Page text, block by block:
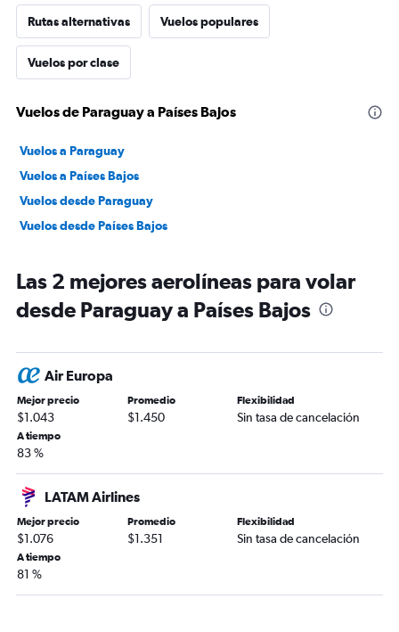
Rutas alternativas Vuelos populares
Vuelos por clase
Vuelos de Paraguay a Países Bajos
Vuelos a Paraguay
Vuelos a Países Bajos
Vuelos desde Paraguay
Vuelos desde Países Bajos
Las 2 mejores aerolíneas para volar
desde Paraguay a Países Bajos
Air Europa
Mejor precio
$1.043
Promedio
$1.450
Flexibilidad
Sin tasa de cancelación
A tiempo
83 %
LATAM Airlines
Mejor precio
$1.076
Promedio
$1.351
Flexibilidad
Sin tasa de cancelación
A tiempo
81 %